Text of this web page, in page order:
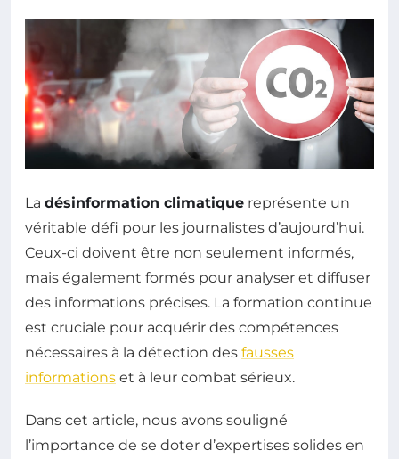
La désinformation climatique représente un
véritable défi pour les journalistes d’aujourd’hui.
Ceux-ci doivent être non seulement informés,
mais également formés pour analyser et diffuser
des informations précises. La formation continue
est cruciale pour acquérir des compétences
nécessaires à la détection des fausses
informations et à leur combat sérieux.
Dans cet article, nous avons souligné
l’importance de se doter d’expertises solides en